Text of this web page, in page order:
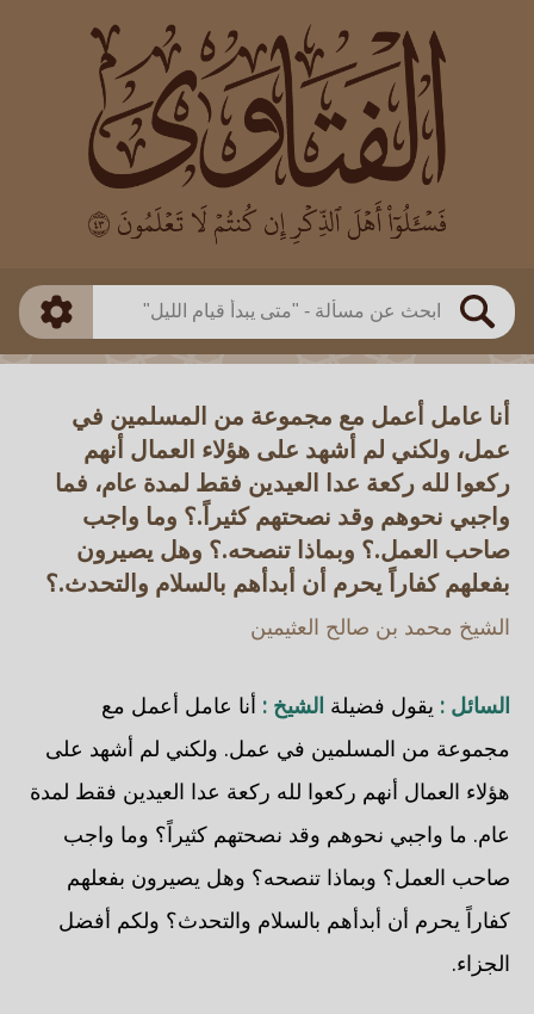
بحث
العالم
بن باز
بن العثيمين
اللجنة الدائمة
طريقة البحث
ذكي
أنا عامل أعمل مع مجموعة من المسلمين في
عمل، ولكني لم أشهد على هؤلاء العمال أنهم
ركعوا لله ركعة عدا العيدين فقط لمدة عام، فما
واجبي نحوهم وقد نصحتهم كثيراً.؟ وما واجب
صاحب العمل.؟ وبماذا تنصحه.؟ وهل يصيرون
بفعلهم كفاراً يحرم أن أبدأهم بالسلام والتحدث.؟
الشيخ محمد بن صالح العثيمين
السائل : يقول فضيلة الشيخ : أنا عامل أعمل مع
مجموعة من المسلمين في عمل. ولكني لم أشهد على
هؤلاء العمال أنهم ركعوا لله ركعة عدا العيدين فقط لمدة
عام. ما واجبي نحوهم وقد نصحتهم كثيراً؟ وما واجب
صاحب العمل؟ وبماذا تنصحه؟ وهل يصيرون بفعلهم
كفاراً يحرم أن أبدأهم بالسلام والتحدث؟ ولكم أفضل
الجزاء.